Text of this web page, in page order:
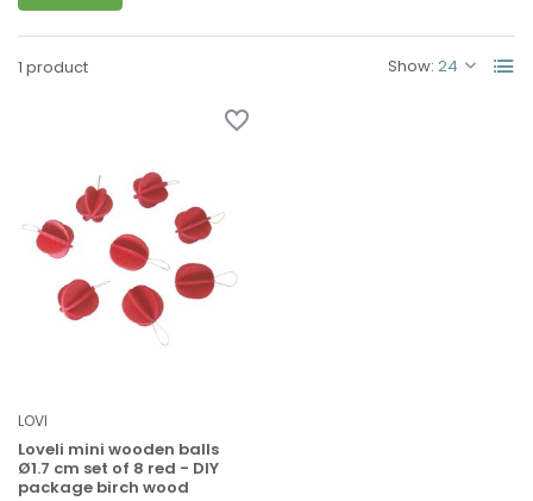
1 product Show:
LOVI
Loveli mini wooden balls
Ø1.7 cm set of 8 red - DIY
package birch wood